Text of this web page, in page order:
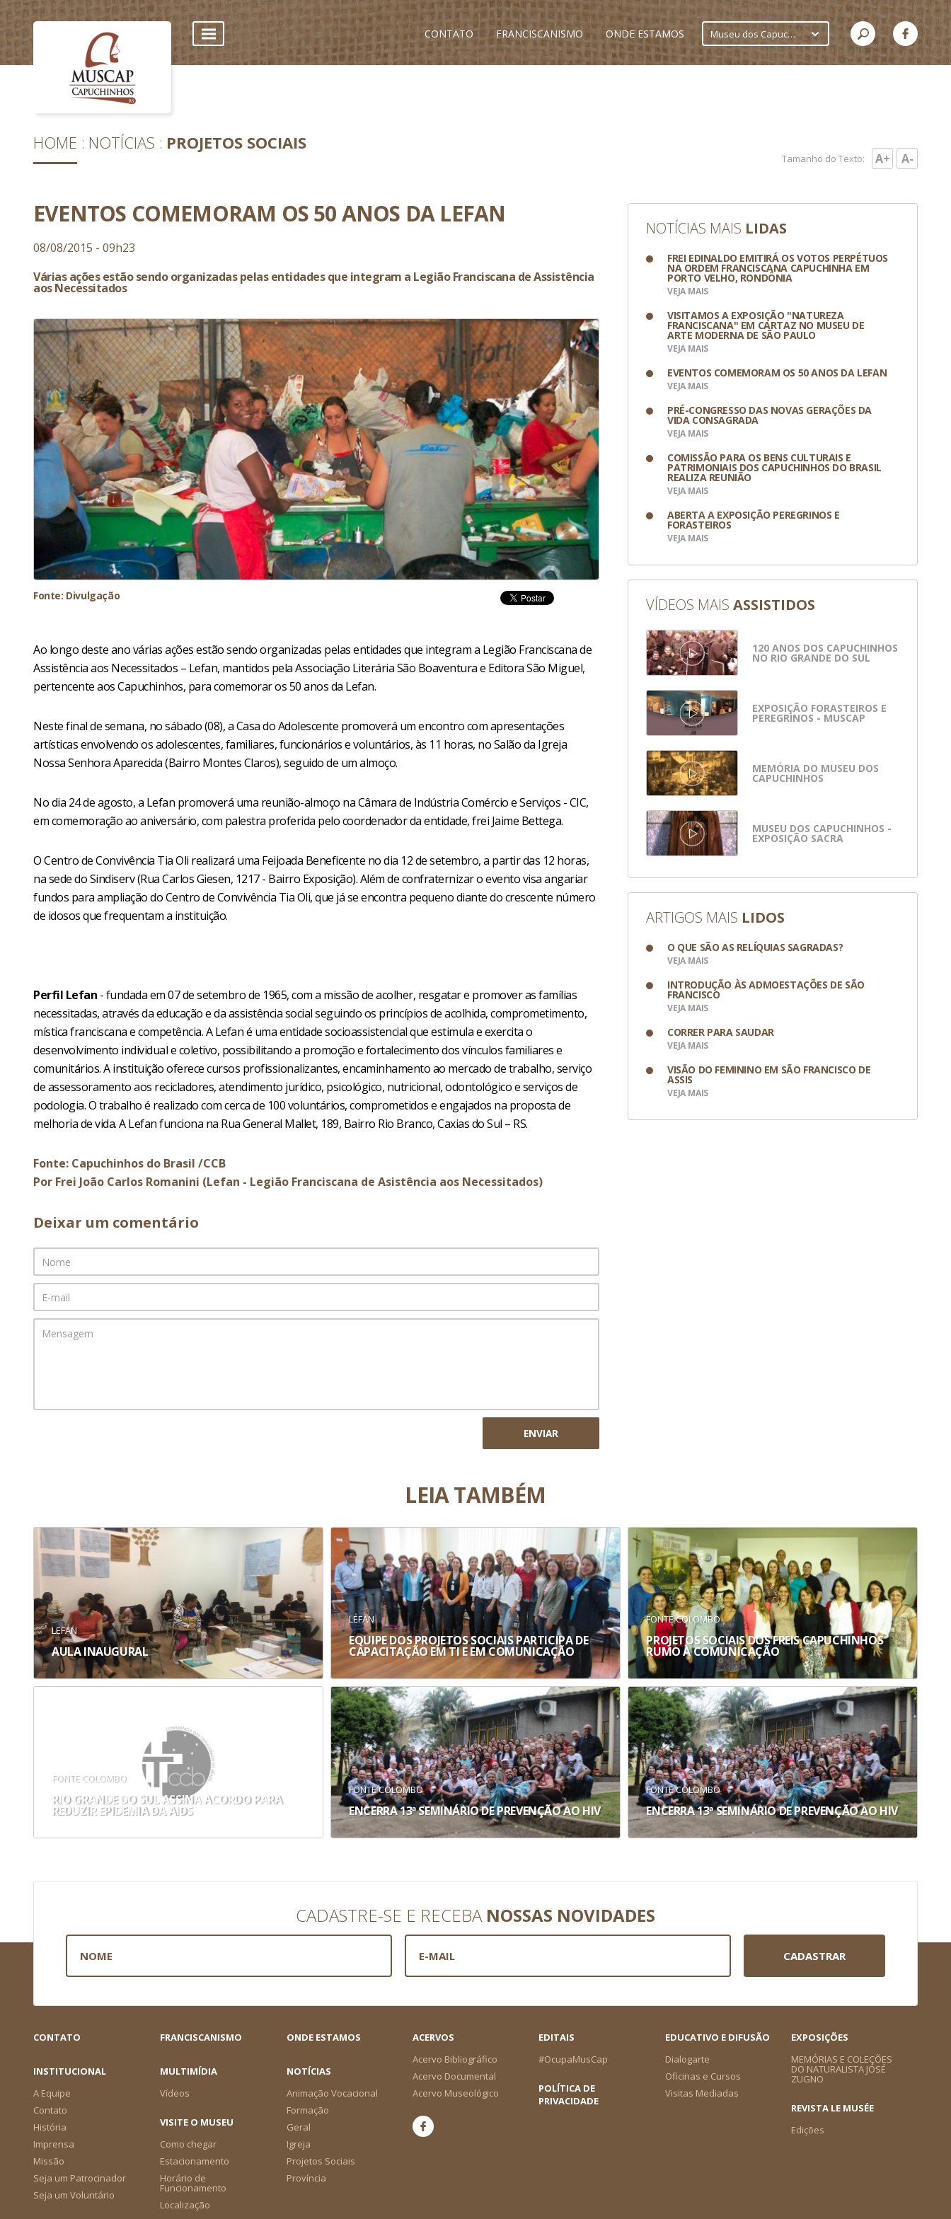
CONTATO FRANCISCANISMO ONDE ESTAMOS Museu dos Capuchinhos
HOME NOTÍCIAS PROJETOS SOCIAIS
Tamanho do Texto: A+ A-
EVENTOS COMEMORAM OS 50 ANOS DA LEFAN
08/08/2015 - 09h23
Várias ações estão sendo organizadas pelas entidades que integram a Legião Franciscana de Assistência
aos Necessitados
Fonte: Divulgação
Ao longo deste ano várias ações estão sendo organizadas pelas entidades que integram a Legião Franciscana de
Assistência aos Necessitados – Lefan, mantidos pela Associação Literária São Boaventura e Editora São Miguel,
pertencente aos Capuchinhos, para comemorar os 50 anos da Lefan.
Neste final de semana, no sábado (08), a Casa do Adolescente promoverá um encontro com apresentações
artísticas envolvendo os adolescentes, familiares, funcionários e voluntários, às 11 horas, no Salão da Igreja
Nossa Senhora Aparecida (Bairro Montes Claros), seguido de um almoço.
No dia 24 de agosto, a Lefan promoverá uma reunião-almoço na Câmara de Indústria Comércio e Serviços - CIC,
em comemoração ao aniversário, com palestra proferida pelo coordenador da entidade, frei Jaime Bettega.
O Centro de Convivência Tia Oli realizará uma Feijoada Beneficente no dia 12 de setembro, a partir das 12 horas,
na sede do Sindiserv (Rua Carlos Giesen, 1217 - Bairro Exposição). Além de confraternizar o evento visa angariar
fundos para ampliação do Centro de Convivência Tia Oli, que já se encontra pequeno diante do crescente número
de idosos que frequentam a instituição.
Perfil Lefan - fundada em 07 de setembro de 1965, com a missão de acolher, resgatar e promover as famílias
necessitadas, através da educação e da assistência social seguindo os princípios de acolhida, comprometimento,
mística franciscana e competência. A Lefan é uma entidade socioassistencial que estimula e exercita o
desenvolvimento individual e coletivo, possibilitando a promoção e fortalecimento dos vínculos familiares e
comunitários. A instituição oferece cursos profissionalizantes, encaminhamento ao mercado de trabalho, serviço
de assessoramento aos recicladores, atendimento jurídico, psicológico, nutricional, odontológico e serviços de
podologia. O trabalho é realizado com cerca de 100 voluntários, comprometidos e engajados na proposta de
melhoria de vida. A Lefan funciona na Rua General Mallet, 189, Bairro Rio Branco, Caxias do Sul – RS.
Fonte: Capuchinhos do Brasil /CCB
Por Frei João Carlos Romanini (Lefan - Legião Franciscana de Asistência aos Necessitados)
NOTÍCIAS MAIS LIDAS
FREI EDINALDO EMITIRÁ OS VOTOS PERPÉTUOS
NA ORDEM FRANCISCANA CAPUCHINHA EM
PORTO VELHO, RONDÔNIA
VEJA MAIS
VISITAMOS A EXPOSIÇÃO "NATUREZA
FRANCISCANA" EM CARTAZ NO MUSEU DE
ARTE MODERNA DE SÃO PAULO
VEJA MAIS
EVENTOS COMEMORAM OS 50 ANOS DA LEFAN
VEJA MAIS
PRÉ-CONGRESSO DAS NOVAS GERAÇÕES DA
VIDA CONSAGRADA
VEJA MAIS
COMISSÃO PARA OS BENS CULTURAIS E
PATRIMONIAIS DOS CAPUCHINHOS DO BRASIL
REALIZA REUNIÃO
VEJA MAIS
ABERTA A EXPOSIÇÃO PEREGRINOS E
FORASTEIROS
VEJA MAIS
VÍDEOS MAIS ASSISTIDOS
120 ANOS DOS CAPUCHINHOS
NO RIO GRANDE DO SUL
EXPOSIÇÃO FORASTEIROS E
PEREGRINOS - MUSCAP
MEMÓRIA DO MUSEU DOS
CAPUCHINHOS
MUSEU DOS CAPUCHINHOS -
EXPOSIÇÃO SACRA
ARTIGOS MAIS LIDOS
O QUE SÃO AS RELÍQUIAS SAGRADAS?
VEJA MAIS
INTRODUÇÃO ÀS ADMOESTAÇÕES DE SÃO
FRANCISCO
VEJA MAIS
CORRER PARA SAUDAR
VEJA MAIS
VISÃO DO FEMININO EM SÃO FRANCISCO DE
ASSIS
VEJA MAIS
Deixar um comentário
ENVIAR
LEIA TAMBÉM
LEFAN
AULA INAUGURAL
LEFAN
EQUIPE DOS PROJETOS SOCIAIS PARTICIPA DE
CAPACITAÇÃO EM TI E EM COMUNICAÇÃO
FONTE COLOMBO
PROJETOS SOCIAIS DOS FREIS CAPUCHINHOS
RUMO À COMUNICAÇÃO
FONTE COLOMBO
RIO GRANDE DO SUL ASSINA ACORDO PARA
REDUZIR EPIDEMIA DA AIDS
FONTE COLOMBO
ENCERRA 13ª SEMINÁRIO DE PREVENÇÃO AO HIV
FONTE COLOMBO
ENCERRA 13ª SEMINÁRIO DE PREVENÇÃO AO HIV
CADASTRE-SE E RECEBA NOSSAS NOVIDADES
CADASTRAR
CONTATO FRANCISCANISMO ONDE ESTAMOS
ACERVOS
Acervo Bibliográfico
Acervo Documental
Acervo Museológico
EDITAIS
#OcupaMusCap
EDUCATIVO E DIFUSÃO
Dialogarte
Oficinas e Cursos
Visitas Mediadas
EXPOSIÇÕES
MEMÓRIAS E COLEÇÕES
DO NATURALISTA JOSÉ
ZUGNO
INSTITUCIONAL
A Equipe
Contato
História
Imprensa
Missão
Seja um Patrocinador
Seja um Voluntário
MULTIMÍDIA
Vídeos
NOTÍCIAS
Animação Vocacional
Formação
Geral
Igreja
Projetos Sociais
Província
POLÍTICA DE
PRIVACIDADE
REVISTA LE MUSÉE
Edições
VISITE O MUSEU
Como chegar
Estacionamento
Horário de
Funcionamento
Localização